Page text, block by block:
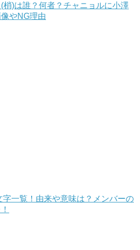
梢)は誰？何者？チャニョルに小澤
やNG理由
字一覧！由来や意味は？メンバーの